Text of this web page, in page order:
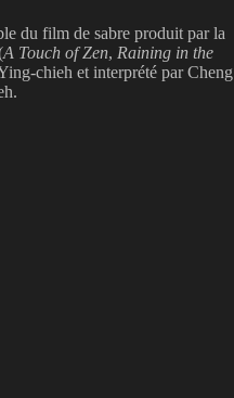
du film de sabre produit par la
A Touch of Zen, Raining in the
chieh et interprété par Cheng